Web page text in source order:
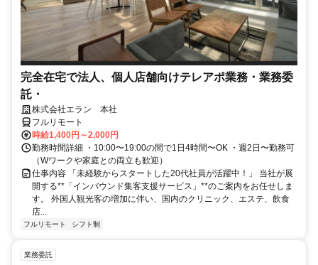
完全在宅で法人、個人店舗向けテレアポ業務・業務委
託・
株式会社エラン 本社
フルリモート
時給1,400円～2,000円
勤務時間詳細 ・10:00〜19:00の間で1日4時間〜OK ・週2日〜勤務可
（Wワークや家庭との両立も歓迎）
仕事内容 「未経験からスタートした20代社員が活躍中！」 当社が展
開する**「インバウンド集客支援サービス」**のご案内をお任せしま
す。 外国人観光客の増加に伴い、国内のクリニック、エステ、飲食
店...
フルリモート シフト制
業務委託